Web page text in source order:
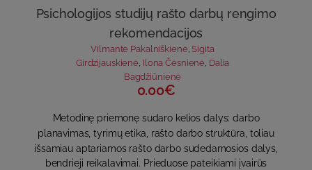
Psichologijos studijų rašto darbų rengimo
rekomendacijos
Vilmantė Pakalniškienė,Sigita
Girdzijauskienė, Ilona Čėsnienė, Dalia
Bagdžiūnienė
0.00€
Metodinę priemonę sudaro kelios dalys: darbo
planavimas, tyrimų etika, rašto darbo struktūra, toliau
išsamiau aptariamos rašto darbo sudedamosios dalys,
bendrieji reikalavimai. Prieduose pateikiami įvairūs